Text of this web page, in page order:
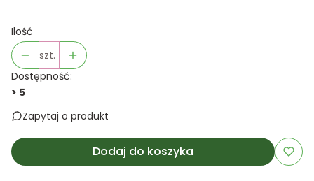
Ilość
szt.
Dostępność:
> 5
Zapytaj o produkt
Dodaj do koszyka